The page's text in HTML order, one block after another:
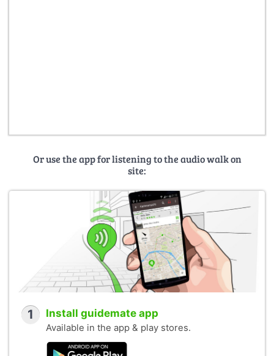
Or use the app for listening to the audio walk on
site:
1 Install guidemate app
Available in the app & play stores.